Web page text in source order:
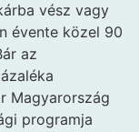
vész vagy
évente közel 90
az
Magyarország
programja